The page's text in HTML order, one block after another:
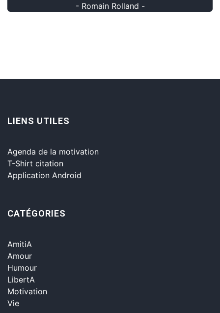
- Romain Rolland -
LIENS UTILES
Agenda de la motivation
T-Shirt citation
Application Android
CATÉGORIES
AmitiA
Amour
Humour
LibertA
Motivation
Vie